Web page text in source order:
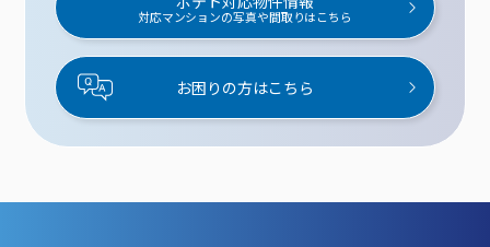
対応マンションの写真や間取りはこちら
お困りの方はこちら